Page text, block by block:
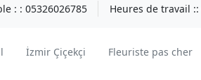
: : 05326026785 Heures de travail ::
İzmir Çiçekçi Fleuriste pas cher